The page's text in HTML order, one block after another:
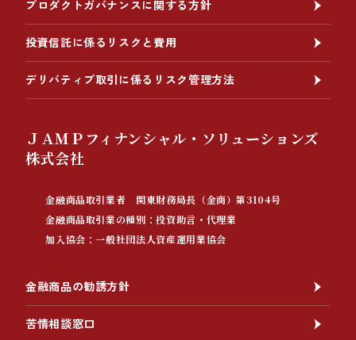
プロダクトガバナンスに関する方針
投資信託に係るリスクと費用
デリバティブ取引に係るリスク管理方法
ＪＡＭＰフィナンシャル・ソリューションズ
株式会社
金融商品取引業者 関東財務局長（金商）第3104号
金融商品取引業の種別：投資助言・代理業
加入協会：一般社団法人資産運用業協会
金融商品の勧誘方針
苦情相談窓口